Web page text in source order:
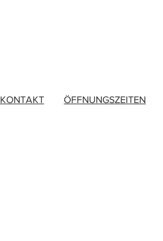
KONTAKT ÖFFNUNGSZEITEN